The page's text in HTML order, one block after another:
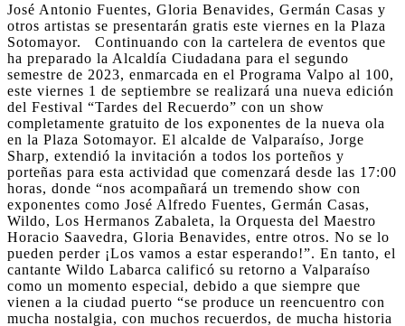
José Antonio Fuentes, Gloria Benavides, Germán Casas y
otros artistas se presentarán gratis este viernes en la Plaza
Sotomayor. Continuando con la cartelera de eventos que
ha preparado la Alcaldía Ciudadana para el segundo
semestre de 2023, enmarcada en el Programa Valpo al 100,
este viernes 1 de septiembre se realizará una nueva edición
del Festival “Tardes del Recuerdo” con un show
completamente gratuito de los exponentes de la nueva ola
en la Plaza Sotomayor. El alcalde de Valparaíso, Jorge
Sharp, extendió la invitación a todos los porteños y
porteñas para esta actividad que comenzará desde las 17:00
horas, donde “nos acompañará un tremendo show con
exponentes como José Alfredo Fuentes, Germán Casas,
Wildo, Los Hermanos Zabaleta, la Orquesta del Maestro
Horacio Saavedra, Gloria Benavides, entre otros. No se lo
pueden perder ¡Los vamos a estar esperando!”. En tanto, el
cantante Wildo Labarca calificó su retorno a Valparaíso
como un momento especial, debido a que siempre que
vienen a la ciudad puerto “se produce un reencuentro con
mucha nostalgia, con muchos recuerdos, de mucha historia